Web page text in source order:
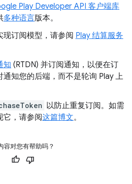
Play Developer API 客户端库
多种语言版本。
订阅模型，请参阅 Play 结算服务
知 (RTDN) 并订阅通知，以便在订
通知您的后端，而不是轮询 Play 上
以防止重复订阅。如需
它，请参阅这篇博文。
容对您有帮助吗？